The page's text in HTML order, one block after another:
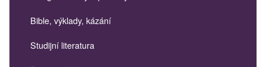
Bible, výklady, kázání
Studijní literatura